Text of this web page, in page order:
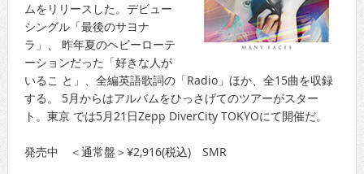
ムをリリースした。デビュー
シングル「最後のサヨナ
ラ」、 昨年夏のヘビーローテ
ーションだった「好きな人が
いるこ と」、全編英語歌詞の「Radio」ほか、全15曲を収録
する。 5月からはアルバムをひっさげてのツアーがスター
ト。東京 では5月21日Zepp DiverCity TOKYOにて開催だ。
発売中 ＜通常盤＞¥2,916(税込) SMR